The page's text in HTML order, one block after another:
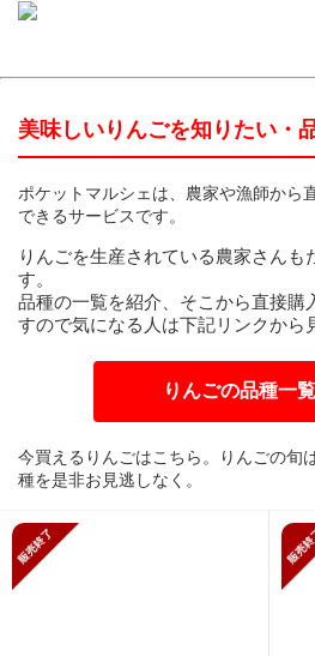
美味しいりんごを知りたい・
ポケットマルシェは、農家や漁師から
できるサービスです。
りんごを生産されている農家さんも
す。
品種の一覧を紹介、そこから直接購
すので気になる人は下記リンクから
りんごの品種一
今買えるりんごはこちら。りんごの旬
種を是非お見逃しなく。